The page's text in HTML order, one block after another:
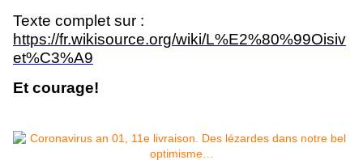
Texte complet sur :
https://fr.wikisource.org/wiki/L%E2%80%99Oisiv
et%C3%A9
Et courage!